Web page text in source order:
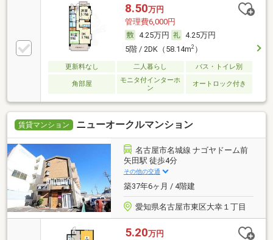
8.50万円
管理費6,000円
4.25万円
4.25万円
5階 / 2DK（58.14m2）
更新料なし 二人暮らし バス・トイレ別
角部屋
モニタ付インターホ
ン
オートロック付き
賃貸マンション ニューオークルマンション
名古屋市名城線 ナゴヤドーム前
矢田駅 徒歩4分
その他の交通
築37年6ヶ月 / 4階建
愛知県名古屋市東区大幸１丁目
5.20万円